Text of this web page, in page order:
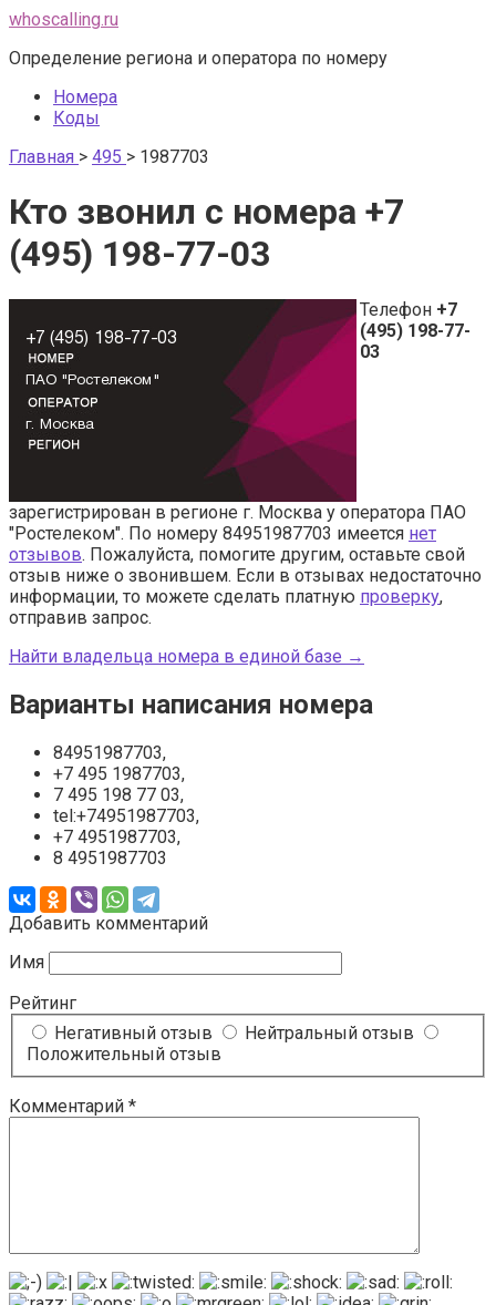
Перейти
контенту
whoscalling.ru
Определение региона и оператора по номеру
Номера
Коды
Главная > 495 > 1987703
Кто звонил с номера +7
(495) 198-77-03
Телефон +7
(495) 198-77-
03
зарегистрирован в регионе г. Москва у оператора ПАО
"Ростелеком". По номеру 84951987703 имеется нет
отзывов. Пожалуйста, помогите другим, оставьте свой
отзыв ниже о звонившем. Если в отзывах недостаточно
информации, то можете сделать платную проверку,
отправив запрос.
Найти владельца номера в единой базе →
Варианты написания номера
84951987703,
+7 495 1987703,
7 495 198 77 03,
tel:+74951987703,
+7 4951987703,
8 4951987703
Добавить комментарий
Имя
Рейтинг
Негативный отзыв
Нейтральный отзыв
Положительный отзыв
Комментарий *